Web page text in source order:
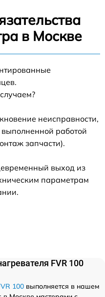
в Москве
неисправности,
работой
запчасти).
выход из
параметрам
FVR 100
100 выполняется в нашем